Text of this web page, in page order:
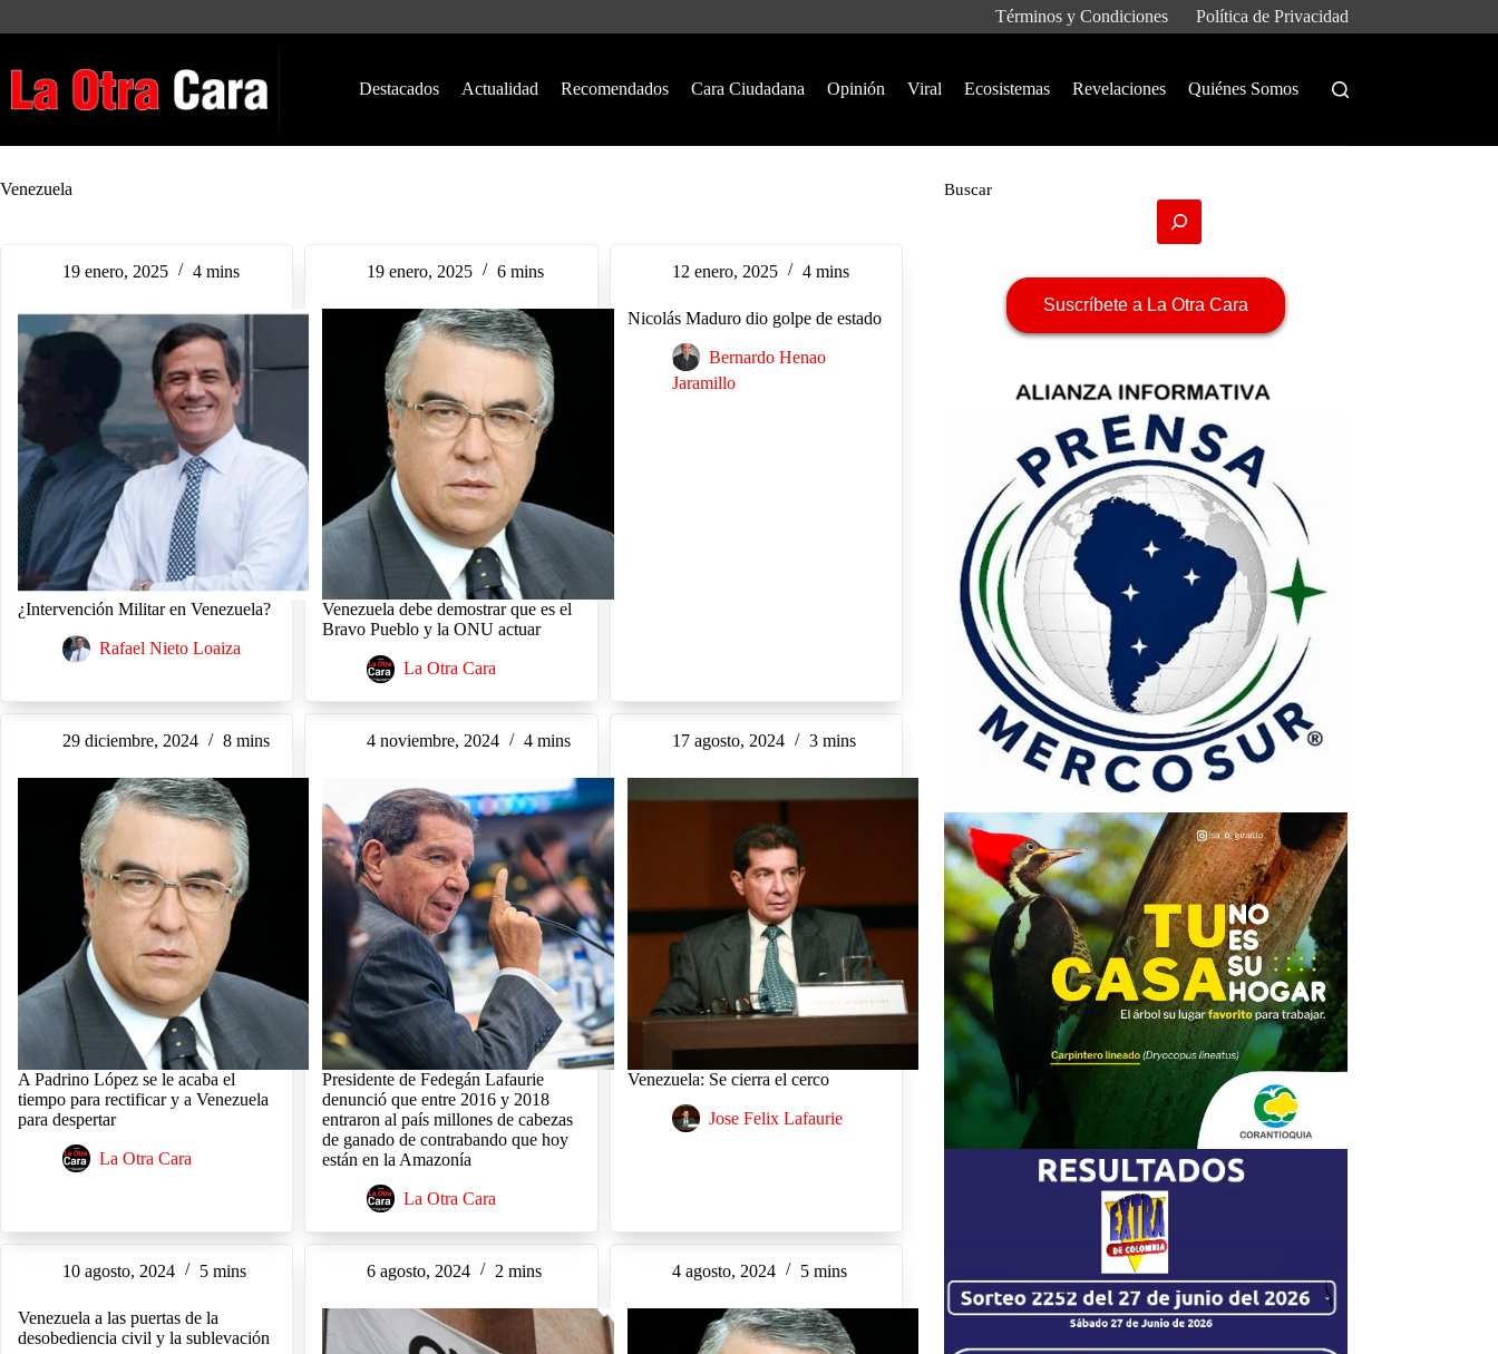
Términos y Condiciones Política de Privacidad
Destacados Actualidad Recomendados Cara Ciudadana Opinión Viral Ecosistemas Revelaciones Quiénes Somos
Venezuela
19 enero, 2025 4 mins
¿Intervención Militar en Venezuela?
Rafael Nieto Loaiza
19 enero, 2025 6 mins
Venezuela debe demostrar que es el
Bravo Pueblo y la ONU actuar
La Otra Cara
12 enero, 2025 4 mins
Nicolás Maduro dio golpe de estado
Bernardo Henao
Jaramillo
29 diciembre, 2024 8 mins
A Padrino López se le acaba el
tiempo para rectificar y a Venezuela
para despertar
La Otra Cara
4 noviembre, 2024 4 mins
Presidente de Fedegán Lafaurie
denunció que entre 2016 y 2018
entraron al país millones de cabezas
de ganado de contrabando que hoy
están en la Amazonía
La Otra Cara
17 agosto, 2024 3 mins
Venezuela: Se cierra el cerco
Jose Felix Lafaurie
10 agosto, 2024 5 mins
Venezuela a las puertas de la
desobediencia civil y la sublevación
6 agosto, 2024 2 mins 4 agosto, 2024 5 mins
Buscar
Suscríbete a La Otra Cara